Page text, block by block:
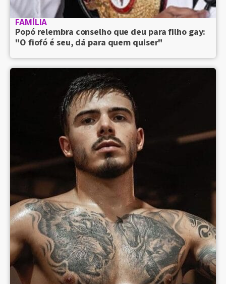
FAMÍLIA
Popó relembra conselho que deu para filho gay:
"O fiofó é seu, dá para quem quiser"